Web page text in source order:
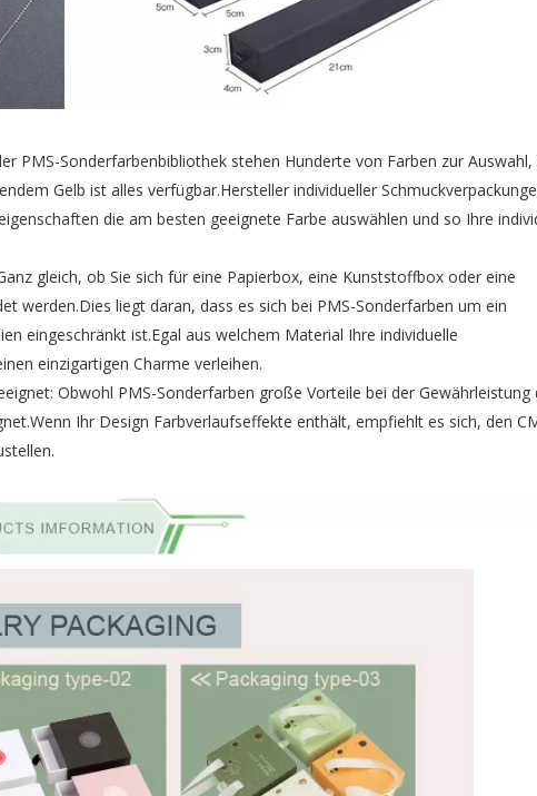
PMS-Sonderfarbenbibliothek stehen Hunderte von Farben zur Auswahl,
Gelb ist alles verfügbar.Hersteller individueller
die am besten geeignete Farbe auswählen und so Ihre
gleich, ob Sie sich für eine Papierbox, eine Kunststoffbox oder eine
werden.Dies liegt daran, dass es sich bei PMS-Sonderfarben um ein
eingeschränkt ist.Egal aus welchem ​​Material Ihre individuelle
einzigartigen Charme verleihen.
Obwohl PMS-Sonderfarben große Vorteile bei der Gewährleistung
Ihr Design Farbverlaufseffekte enthält, empfiehlt es sich, den